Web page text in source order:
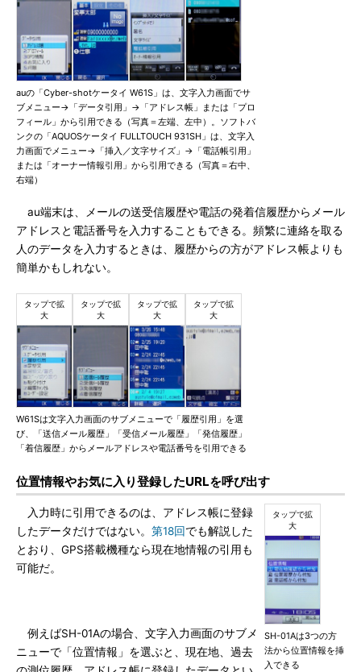
auの「Cyber-shotケータイ W61S」は、文字入力画面でサ
ブメニュー→「データ引用」→「アドレス帳」または「プロ
フィール」から引用できる（写真＝左端、左中）。ソフトバ
ンクの「AQUOSケータイ FULLTOUCH 931SH」は、文字入
力画面でメニュー→「挿入／文字サイズ」→「電話帳引用」
または「オーナー情報引用」から引用できる（写真＝右中、
右端）
au端末は、メールの送受信履歴や電話の発着信履歴からメール
アドレスと電話番号を入力することもできる。頻繁に連絡を取る
人のデータを入力するときは、履歴からの方がアドレス帳よりも
簡単かもしれない。
W61Sは文字入力画面のサブメニューで「履歴引用」を選
び、「送信メール履歴」「受信メール履歴」「発信履歴」
「着信履歴」からメールアドレスや電話番号を引用できる
位置情報やお気に入り登録したURLを呼び出す
SH-01Aは3つの方
法から位置情報を挿
入できる
入力時に引用できるのは、アドレス帳に登録
したデータだけではない。 第18回でも解説した
とおり、GPS搭載機種なら現在地情報の引用も
可能だ。
例えばSH-01Aの場合、文字入力画面のサブメ
ニューで「位置情報」を選ぶと、現在地、過去